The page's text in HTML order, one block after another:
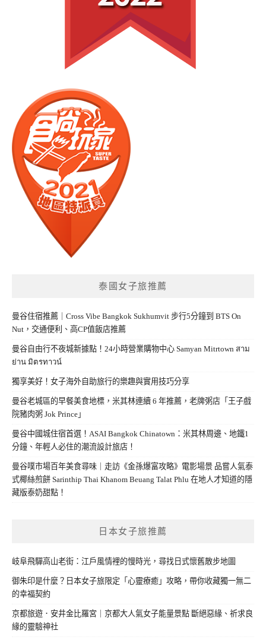
泰國女子旅推薦
曼谷住宿推薦｜Cross Vibe Bangkok Sukhumvit 步行5分鐘到 BTS On
Nut，交通便利、高CP值飯店推薦
曼谷自由行不夜城新據點！24小時營業購物中心 Samyan Mitrtown สาม
ย่าน มิตรทาวน์
獨享美好！女子海外自助旅行的樂趣與實用技巧分享
曼谷老城區的早餐美食地標，米其林連續 6 年推薦，老牌粥店「王子戲
院豬肉粥 Jok Prince」
曼谷中國城住宿首選！ASAI Bangkok Chinatown：米其林周邊、地鐵1
分鐘、年輕人必住的潮流設計旅店！
曼谷噗市場百年美食尋味｜走訪《金孫爆富攻略》電影場景 品嘗人氣泰
式椰絲煎餅 Sarinthip Thai Khanom Beuang Talat Phlu 在地人才知道的隱
藏版泰奶甜點！
日本女子旅推薦
岐阜飛驒高山老街：江戶風情裡的慢時光，尋找日式懷舊散步地圖
御朱印是什麼？日本女子旅限定「心靈療癒」攻略，帶你收藏獨一無二
的幸福契約
京都旅遊．安井金比羅宮｜京都大人氣女子能量景點 斷絕惡緣、祈求良
緣的靈驗神社